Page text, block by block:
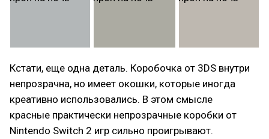
Кстати, еще одна деталь. Коробочка от 3DS внутри
непрозрачна, но имеет окошки, которые иногда
креативно использовались. В этом смысле
красные практически непрозрачные коробки от
Nintendo Switch 2 игр сильно проигрывают.